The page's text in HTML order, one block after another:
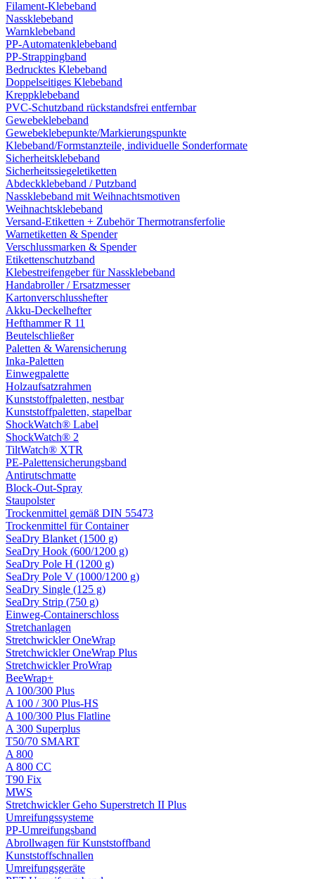
Filament-Klebeband
Nassklebeband
Warnklebeband
PP-Automatenklebeband
PP-Strappingband
Bedrucktes Klebeband
Doppelseitiges Klebeband
Kreppklebeband
PVC-Schutzband rückstandsfrei entfernbar
Gewebeklebeband
Gewebeklebepunkte/Markierungspunkte
Klebeband/Formstanzteile, individuelle Sonderformate
Sicherheitsklebeband
Sicherheitssiegeletiketten
Abdeckklebeband / Putzband
Nassklebeband mit Weihnachtsmotiven
Weihnachtsklebeband
Versand-Etiketten + Zubehör Thermotransferfolie
Warnetiketten & Spender
Verschlussmarken & Spender
Etikettenschutzband
Klebestreifengeber für Nassklebeband
Handabroller / Ersatzmesser
Kartonverschlusshefter
Akku-Deckelhefter
Hefthammer R 11
Beutelschließer
Paletten & Warensicherung
Inka-Paletten
Einwegpalette
Holzaufsatzrahmen
Kunststoffpaletten, nestbar
Kunststoffpaletten, stapelbar
ShockWatch® Label
ShockWatch® 2
TiltWatch® XTR
PE-Palettensicherungsband
Antirutschmatte
Block-Out-Spray
Staupolster
Trockenmittel gemäß DIN 55473
Trockenmittel für Container
SeaDry Blanket (1500 g)
SeaDry Hook (600/1200 g)
SeaDry Pole H (1200 g)
SeaDry Pole V (1000/1200 g)
SeaDry Single (125 g)
SeaDry Strip (750 g)
Einweg-Containerschloss
Stretchanlagen
Stretchwickler OneWrap
Stretchwickler OneWrap Plus
Stretchwickler ProWrap
BeeWrap+
A 100/300 Plus
A 100 / 300 Plus-HS
A 100/300 Plus Flatline
A 300 Superplus
T50/70 SMART
A 800
A 800 CC
T90 Fix
MWS
Stretchwickler Geho Superstretch II Plus
Umreifungssysteme
PP-Umreifungsband
Abrollwagen für Kunststoffband
Kunststoffschnallen
Umreifungsgeräte